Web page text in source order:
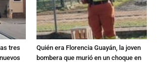
tres
Quién era Florencia Guayán, la joven
bombera que murió en un choque en